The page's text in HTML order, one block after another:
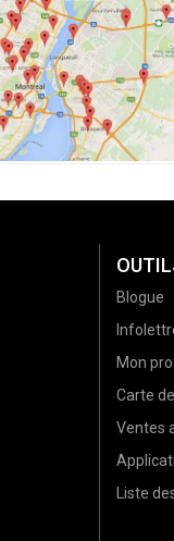
Blogue
Mon
Carte
Ventes
Liste